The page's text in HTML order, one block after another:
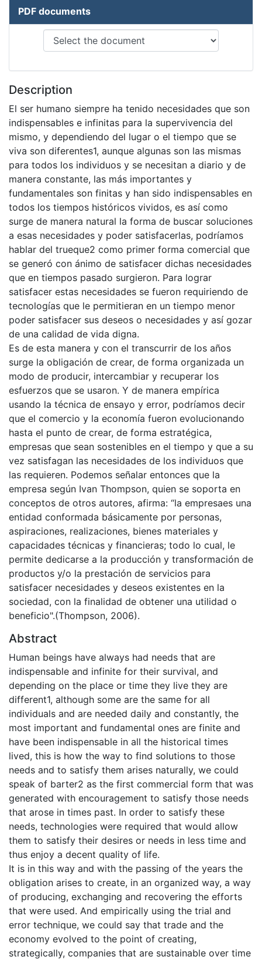
PDF documents
Description
El ser humano siempre ha tenido necesidades que son
indispensables e infinitas para la supervivencia del
mismo, y dependiendo del lugar o el tiempo que se
viva son diferentes1, aunque algunas son las mismas
para todos los individuos y se necesitan a diario y de
manera constante, las más importantes y
fundamentales son finitas y han sido indispensables en
todos los tiempos históricos vividos, es así como
surge de manera natural la forma de buscar soluciones
a esas necesidades y poder satisfacerlas, podríamos
hablar del trueque2 como primer forma comercial que
se generó con ánimo de satisfacer dichas necesidades
que en tiempos pasado surgieron. Para lograr
satisfacer estas necesidades se fueron requiriendo de
tecnologías que le permitieran en un tiempo menor
poder satisfacer sus deseos o necesidades y así gozar
de una calidad de vida digna.
Es de esta manera y con el transcurrir de los años
surge la obligación de crear, de forma organizada un
modo de producir, intercambiar y recuperar los
esfuerzos que se usaron. Y de manera empírica
usando la técnica de ensayo y error, podríamos decir
que el comercio y la economía fueron evolucionando
hasta el punto de crear, de forma estratégica,
empresas que sean sostenibles en el tiempo y que a su
vez satisfagan las necesidades de los individuos que
las requieren. Podemos señalar entonces que la
empresa según Ivan Thompson, quien se soporta en
conceptos de otros autores, afirma: “la empresaes una
entidad conformada básicamente por personas,
aspiraciones, realizaciones, bienes materiales y
capacidades técnicas y financieras; todo lo cual, le
permite dedicarse a la producción y transformación de
productos y/o la prestación de servicios para
satisfacer necesidades y deseos existentes en la
sociedad, con la finalidad de obtener una utilidad o
beneficio".(Thompson, 2006).
Abstract
Human beings have always had needs that are
indispensable and infinite for their survival, and
depending on the place or time they live they are
different1, although some are the same for all
individuals and are needed daily and constantly, the
most important and fundamental ones are finite and
have been indispensable in all the historical times
lived, this is how the way to find solutions to those
needs and to satisfy them arises naturally, we could
speak of barter2 as the first commercial form that was
generated with encouragement to satisfy those needs
that arose in times past. In order to satisfy these
needs, technologies were required that would allow
them to satisfy their desires or needs in less time and
thus enjoy a decent quality of life.
It is in this way and with the passing of the years the
obligation arises to create, in an organized way, a way
of producing, exchanging and recovering the efforts
that were used. And empirically using the trial and
error technique, we could say that trade and the
economy evolved to the point of creating,
strategically, companies that are sustainable over time